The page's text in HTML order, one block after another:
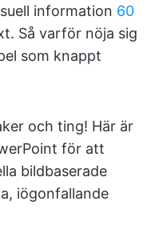
information 60
Så varför nöja sig
som knappt
och ting! Här är
för att
bildbaserade
iögonfallande